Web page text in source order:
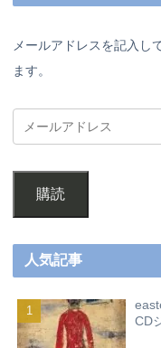
メールアドレスを記入し
ます。
購読
人気記事
CD